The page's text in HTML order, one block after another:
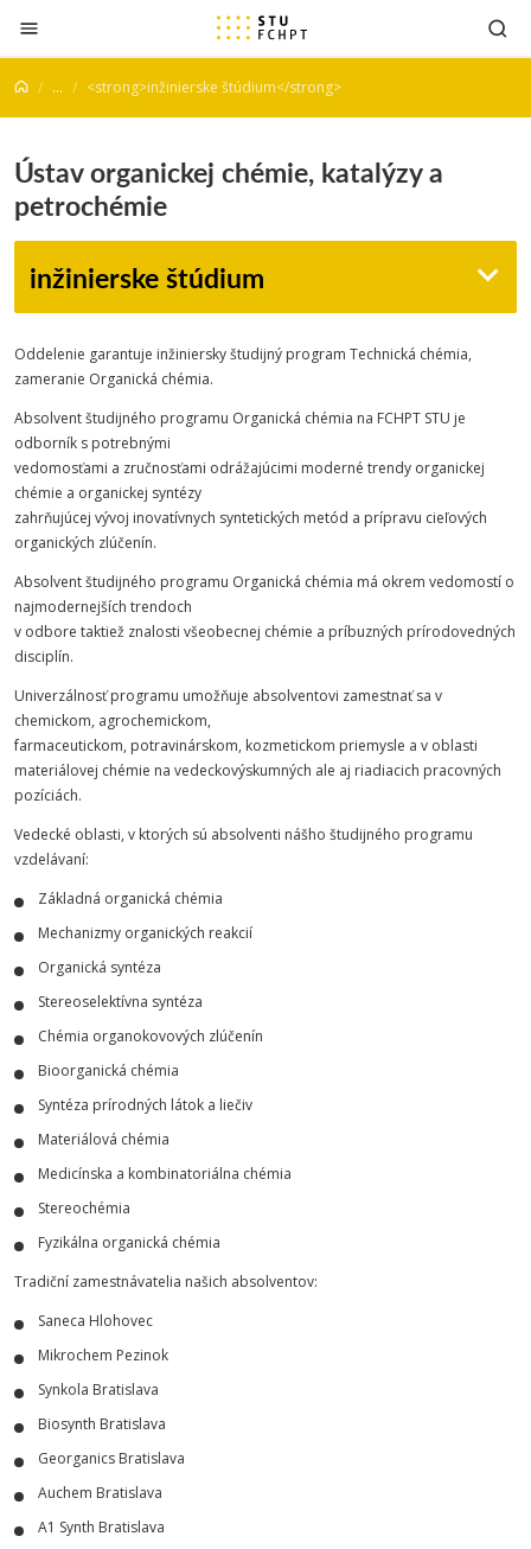
Prejsť na obsah
... <strong>inžinierske štúdium</strong>
Ústav organickej chémie, katalýzy a
petrochémie
inžinierske štúdium
Oddelenie garantuje inžiniersky študijný program Technická chémia,
zameranie Organická chémia.
Absolvent študijného programu Organická chémia na FCHPT STU je
odborník s potrebnými
vedomosťami a zručnosťami odrážajúcimi moderné trendy organickej
chémie a organickej syntézy
zahrňujúcej vývoj inovatívnych syntetických metód a prípravu cieľových
organických zlúčenín.
Absolvent študijného programu Organická chémia má okrem vedomostí o
najmodernejších trendoch
v odbore taktiež znalosti všeobecnej chémie a príbuzných prírodovedných
disciplín.
Univerzálnosť programu umožňuje absolventovi zamestnať sa v
chemickom, agrochemickom,
farmaceutickom, potravinárskom, kozmetickom priemysle a v oblasti
materiálovej chémie na vedeckovýskumných ale aj riadiacich pracovných
pozíciách.
Vedecké oblasti, v ktorých sú absolventi nášho študijného programu
vzdelávaní:
Základná organická chémia
Mechanizmy organických reakcií
Organická syntéza
Stereoselektívna syntéza
Chémia organokovových zlúčenín
Bioorganická chémia
Syntéza prírodných látok a liečiv
Materiálová chémia
Medicínska a kombinatoriálna chémia
Stereochémia
Fyzikálna organická chémia
Tradiční zamestnávatelia našich absolventov:
Saneca Hlohovec
Mikrochem Pezinok
Synkola Bratislava
Biosynth Bratislava
Georganics Bratislava
Auchem Bratislava
A1 Synth Bratislava